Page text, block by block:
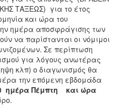
ΤΑΞΕΩΣ) για το έτος
και ώρα του
ημέρα αποσφράγισης των
να παρίστανται οι νόμιμοι
Σε περίπτωση
για λόγους ανωτέρας
κλπ) ο διαγωνισμός θα
την επόμενη εβδομάδα
ημέρα Πέμπτη και ώρα